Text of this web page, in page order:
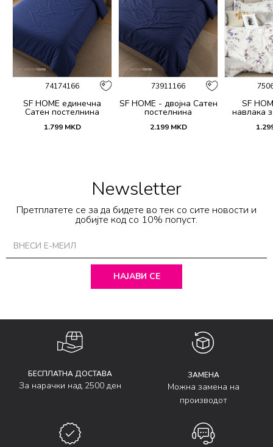
74174166
SF HOME единечна
Сатен постелнина
1.799 MKD
73911166
SF HOME - двојна Сатен
постелнина
2.199 MKD
SF
навлака
Newsletter
Претплатете се за да бидете во тек со сите новости и
добијте код со 10% попуст.
НАЈАВИ СЕ
БЕСПЛАТНА ДОСТАВА
За нарачки над 2500 ден
ЗАМЕНА
Можна замена на
производот